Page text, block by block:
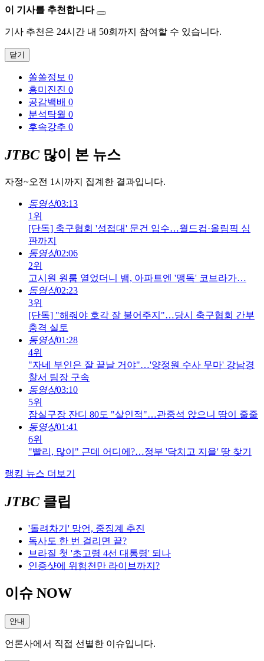
이 기사를 추천합니다
기사 추천은 24시간 내 50회까지 참여할 수 있습니다.
닫기
쏠쏠정보 0
흥미진진 0
공감백배 0
분석탁월 0
후속강추 0
JTBC많이 본 뉴스
자정~오전 1시까지 집계한 결과입니다.
동영상03:13
1위
[단독] 축구협회 '성접대' 문건 입수…월드컵·올림픽 심
판까지
동영상02:06
2위
고시원 원룸 열었더니 뱀, 아파트엔 '맹독' 코브라가…
동영상02:23
3위
[단독] "해줘야 호각 잘 불어주지"…당시 축구협회 간부
충격 실토
동영상01:28
4위
"자네 부인은 잘 끝날 거야"…'양정원 수사 무마' 강남경
찰서 팀장 구속
동영상03:10
5위
잠실구장 잔디 80도 "살인적"…관중석 앉으니 땀이 줄줄
동영상01:41
6위
"빨리, 많이" 근데 어디에?…정부 '닥치고 지을' 땅 찾기
랭킹 뉴스 더보기
JTBC클립
'돌려차기' 망언, 중징계 추진
독사도 한 번 걸리면 끝?
브라질 첫 '초고령 4선 대통령' 되나
인증샷에 위험천만 라이브까지?
이슈 NOW
안내
언론사에서 직접 선별한 이슈입니다.